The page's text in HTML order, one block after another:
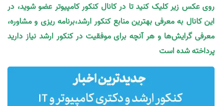
روی عکس زیر کلیک کنید تا در کانال کنکور کامپیوتر عضو شوید، در
این کانال به معرفی بهترین منابع کنکور ارشد،برنامه ریزی و مشاوره،
معرفی گرایش‌ها و هر آنچه برای موفقیت در کنکور ارشد نیاز دارید
پرداخته شده است